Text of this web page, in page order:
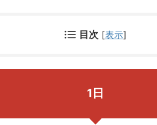
目次 [表示]
1日